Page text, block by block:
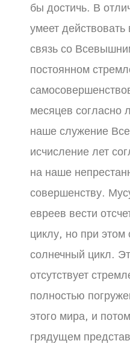
бы достичь. В
умеет
связь со
постоянном
месяцев согласно
наше служение
исчисление лет
на наше
совершенству.
евреев вести
циклу, но при этом
солнечный цикл.
отсутствует
полностью
этого мира, и
грядущем